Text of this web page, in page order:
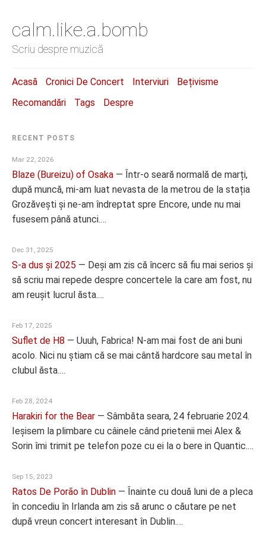
calm.like.a.bomb
Scriu despre muzică
Acasă Cronici De Concert Interviuri
Bețivisme
Recomandări
Tags Despre
RECENT POSTS
Mar 22, 2026
Blaze (Bureizu) of Osaka — Într-o seară normală de marți,
după muncă, mi-am luat nevasta de la metrou de la stația
Grozăvești și ne-am îndreptat spre Encore, unde nu mai
fusesem până atunci.…
Dec 31, 2025
S-a dus și 2025 — Deși am zis că încerc să fiu mai serios și
să scriu mai repede despre concertele la care am fost, nu
am reușit lucrul ăsta.…
Feb 17, 2025
Suflet de H8 — Uuuh, Fabrica! N-am mai fost de ani buni
acolo. Nici nu știam că se mai cântă hardcore sau metal în
clubul ăsta.…
Feb 28, 2024
Harakiri for the Bear — Sâmbăta seara, 24 februarie 2024.
Ieșisem la plimbare cu câinele când prietenii mei Alex &
Sorin îmi trimit pe telefon poze cu ei la o bere in Quantic.…
Sep 15, 2023
Ratos De Porão în Dublin — Înainte cu două luni de a pleca
în concediu în Irlanda am zis să arunc o căutare pe net
după vreun concert interesant în Dublin.…